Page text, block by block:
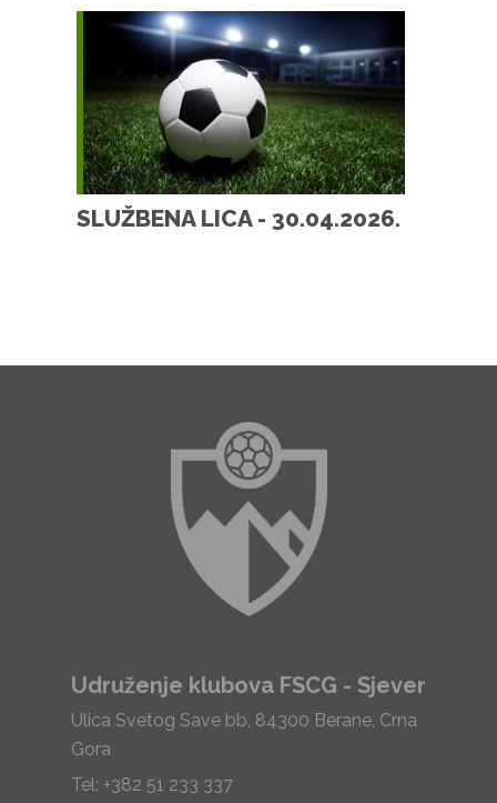
SLUŽBENA LICA - 30.04.2026.
Udruženje klubova FSCG - Sjever
Ulica Svetog Save bb, 84300 Berane, Crna
Gora
Tel: +382 51 233 337